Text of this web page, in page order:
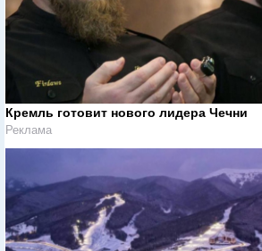
Кремль готовит нового лидера Чечни
Реклама